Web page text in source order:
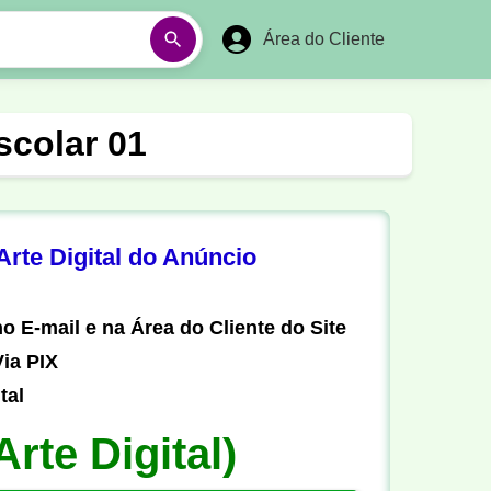
Área do Cliente
Futebol Amador Pesca
Matemática
01
Digital do Anúncio
E-mail e na Área do Cliente do Site
PIX
Digital)